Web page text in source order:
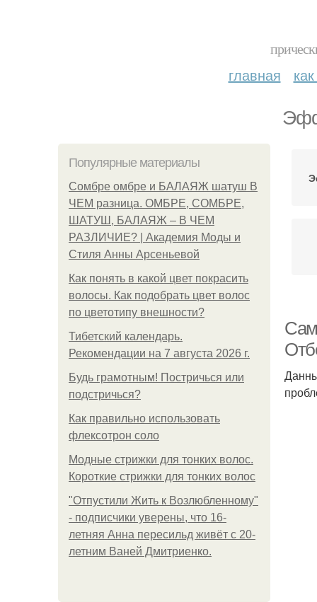
главная
Популярные материалы
Сомбре омбре и БАЛАЯЖ шатуш В
ЧЕМ разница. ОМБРЕ, СОМБРЕ,
ШАТУШ, БАЛАЯЖ – В ЧЕМ
РАЗЛИЧИЕ? | Академия Моды и
Стиля Анны Арсеньевой
Как понять в какой цвет покрасить
волосы. Как подобрать цвет волос
по цветотипу внешности?
Тибетский календарь.
Рекомендации на 7 августа 2026 г.
Будь грамотным! Постричься или
подстричься?
Как правильно использовать
флексотрон соло
Модные стрижки для тонких волос.
Короткие стрижки для тонких волос
"Отпустили Жить к Возлюбленному"
- подписчики уверены, что 16-
летняя Анна пересильд живёт с 20-
летним Ваней Дмитриенко.